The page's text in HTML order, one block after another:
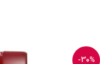
نوشیدنی انرژی زا
-30%